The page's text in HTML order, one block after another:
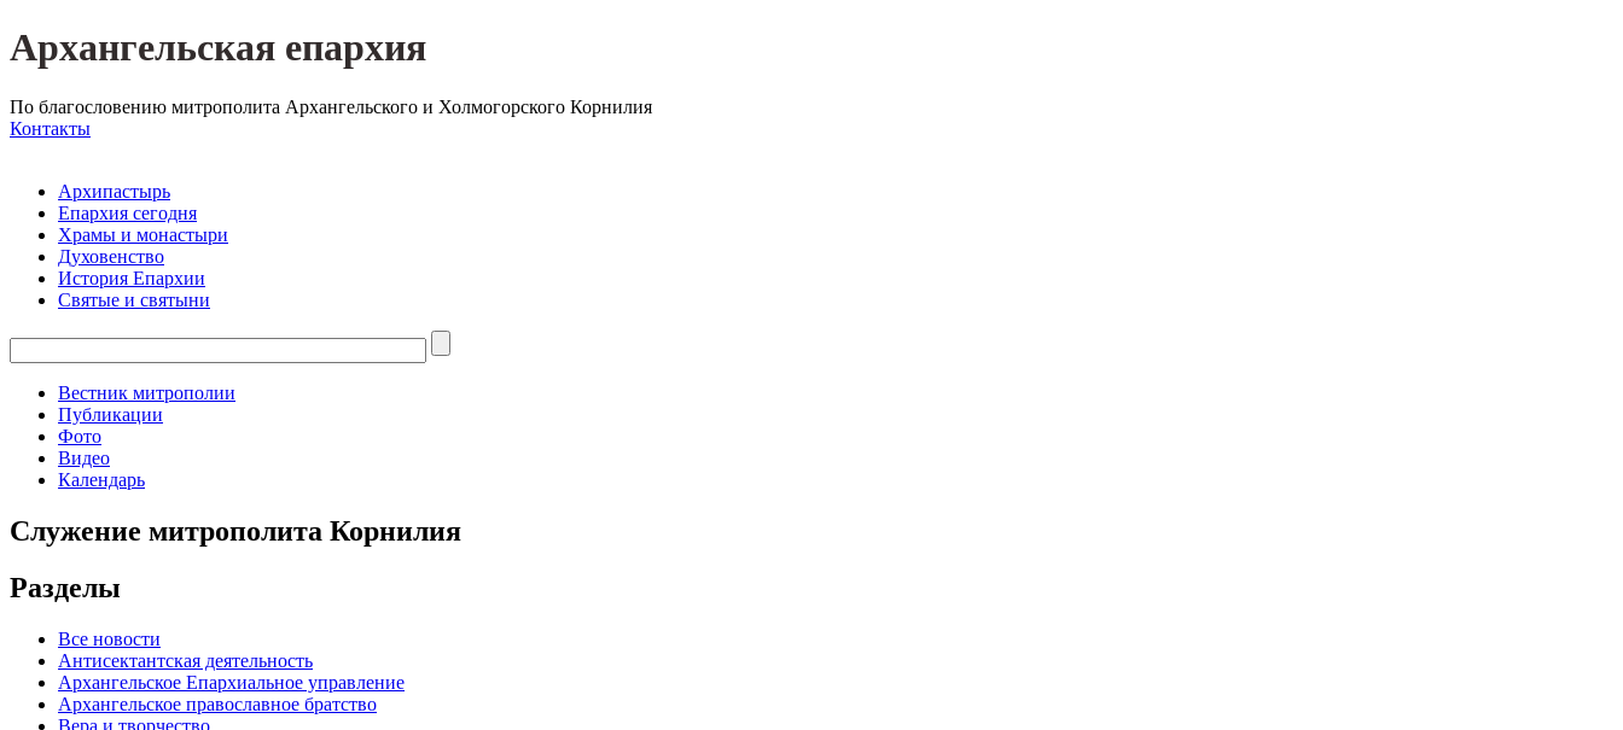
Архангельская епархия
По благословению митрополита Архангельского и Холмогорского Корнилия
Контакты
Архипастырь
Епархия сегодня
Храмы и монастыри
Духовенство
История Епархии
Святые и святыни
Вестник митрополии
Публикации
Фото
Видео
Календарь
Служение митрополита Корнилия
Разделы
Все новости
Антисектантская деятельность
Архангельское Епархиальное управление
Архангельское православное братство
Вера и творчество